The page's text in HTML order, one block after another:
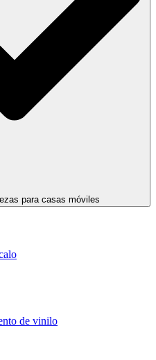
para casas móviles
de vinilo